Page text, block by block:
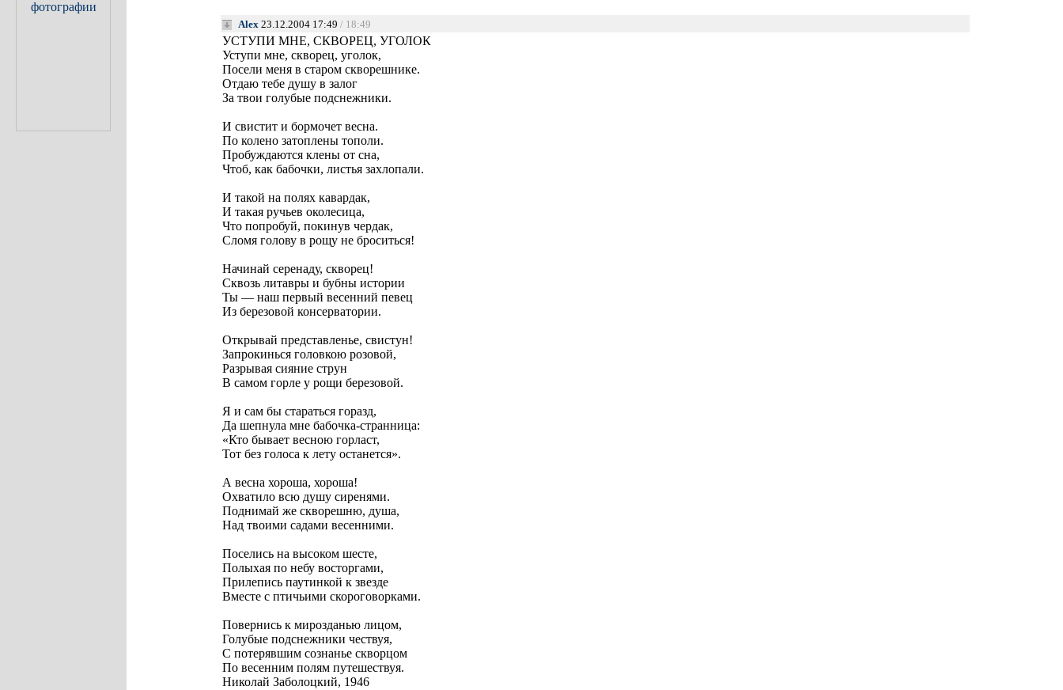
Alex23.12.2004 17:49 / 18:49
УСТУПИ МНЕ, СКВОРЕЦ, УГОЛОК
Уступи мне, скворец, уголок,
Посели меня в старом скворешнике.
Отдаю тебе душу в залог
За твои голубые подснежники.
И свистит и бормочет весна.
По колено затоплены тополи.
Пробуждаются клены от сна,
Чтоб, как бабочки, листья захлопали.
И такой на полях кавардак,
И такая ручьев околесица,
Что попробуй, покинув чердак,
Сломя голову в рощу не броситься!
Начинай серенаду, скворец!
Сквозь литавры и бубны истории
Ты — наш первый весенний певец
Из березовой консерватории.
Открывай представленье, свистун!
Запрокинься головкою розовой,
Разрывая сияние струн
В самом горле у рощи березовой.
Я и сам бы стараться горазд,
Да шепнула мне бабочка-странница:
«Кто бывает весною горласт,
Тот без голоса к лету останется».
А весна хороша, хороша!
Охватило всю душу сиренями.
Поднимай же скворешню, душа,
Над твоими садами весенними.
Поселись на высоком шесте,
Полыхая по небу восторгами,
Прилепись паутинкой к звезде
Вместе с птичьими скороговорками.
Повернись к мирозданью лицом,
Голубые подснежники чествуя,
С потерявшим сознанье скворцом
По весенним полям путешествуя.
Николай Заболоцкий, 1946